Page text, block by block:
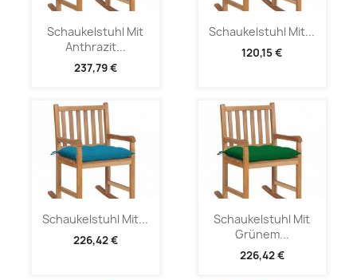
Schaukelstuhl Mit
Anthrazit...
237,79 €
Schaukelstuhl Mit...
120,15 €
Schaukelstuhl Mit...
226,42 €
Schaukelstuhl Mit
Grünem...
226,42 €